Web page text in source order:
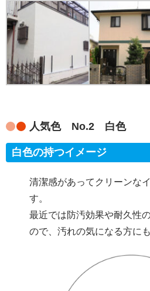
人気色 No.2 白色
白色の持つイメージ
清潔感があってクリーンな
す。
最近では防汚効果や耐久性
ので、汚れの気になる方に